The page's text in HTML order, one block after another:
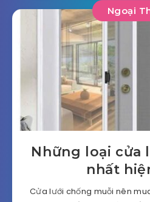
Ngoại
Những loại cửa
nhất
Cửa lưới chống muỗi nên